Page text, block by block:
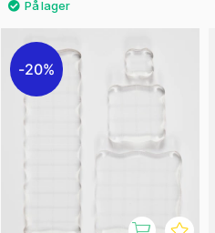
20%